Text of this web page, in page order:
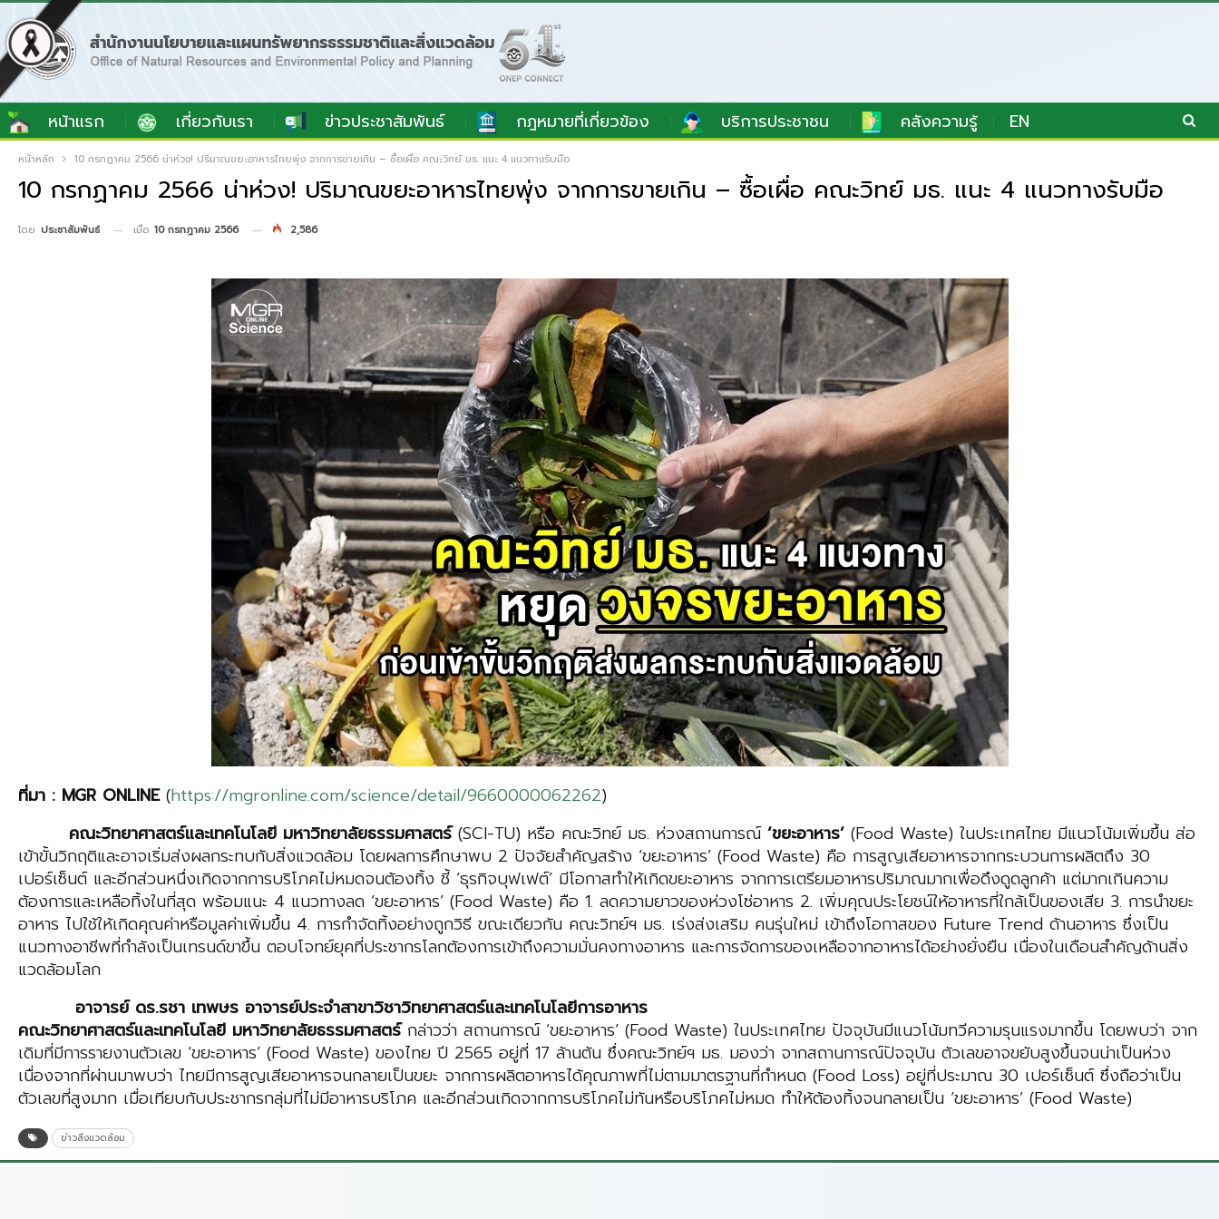
หน้าแรก เกี่ยวกับเรา ข่าวประชาสัมพันธ์ กฎหมายที่เกี่ยวข้อง บริการประชาชน คลังความรู้ EN
หน้าหลัก 10 กรกฏาคม 2566 น่าห่วง! ปริมาณขยะอาหารไทยพุ่ง จากการขายเกิน – ซื้อเผื่อ คณะวิทย์ มธ. แนะ 4 แนวทางรับมือ
10 กรกฏาคม 2566 น่าห่วง! ปริมาณขยะอาหารไทยพุ่ง จากการขายเกิน – ซื้อเผื่อ คณะวิทย์ มธ. แนะ 4 แนวทางรับมือ
โดย ประชาสัมพันธ์ เมื่อ 10 กรกฎาคม 2566 2,586
ที่มา : MGR ONLINE(https://mgronline.com/science/detail/9660000062262)
คณะวิทยาศาสตร์และเทคโนโลยี มหาวิทยาลัยธรรมศาสตร์(SCI-TU) หรือ คณะวิทย์ มธ. ห่วงสถานการณ์ ‘ขยะอาหาร’ (Food Waste) ในประเทศไทย มีแนวโน้มเพิ่มขึ้น ส่อ
เข้าขั้นวิกฤติและอาจเริ่มส่งผลกระทบกับสิ่งแวดล้อม โดยผลการศึกษาพบ 2 ปัจจัยสำคัญสร้าง ‘ขยะอาหาร’ (Food Waste) คือ การสูญเสียอาหารจากกระบวนการผลิตถึง 30
เปอร์เซ็นต์ และอีกส่วนหนึ่งเกิดจากการบริโภคไม่หมดจนต้องทิ้ง ชี้ ‘ธุรกิจบุฟเฟต์’ มีโอกาสทำให้เกิดขยะอาหาร จากการเตรียมอาหารปริมาณมากเพื่อดึงดูดลูกค้า แต่มากเกินความ
ต้องการและเหลือทิ้งในที่สุด พร้อมแนะ 4 แนวทางลด ‘ขยะอาหาร’ (Food Waste) คือ 1. ลดความยาวของห่วงโซ่อาหาร 2. เพิ่มคุณประโยชน์ให้อาหารที่ใกล้เป็นของเสีย 3. การนำขยะ
อาหาร ไปใช้ให้เกิดคุณค่าหรือมูลค่าเพิ่มขึ้น 4. การกำจัดทิ้งอย่างถูกวิธี ขณะเดียวกัน คณะวิทย์ฯ มธ. เร่งส่งเสริม คนรุ่นใหม่ เข้าถึงโอกาสของ Future Trend ด้านอาหาร ซึ่งเป็น
แนวทางอาชีพที่กำลังเป็นเทรนด์ขาขึ้น ตอบโจทย์ยุคที่ประชากรโลกต้องการเข้าถึงความมั่นคงทางอาหาร และการจัดการของเหลือจากอาหารได้อย่างยั่งยืน เนื่องในเดือนสำคัญด้านสิ่ง
แวดล้อมโลก
อาจารย์ ดร.รชา เทพษร อาจารย์ประจำสาขาวิชาวิทยาศาสตร์และเทคโนโลยีการอาหาร
คณะวิทยาศาสตร์และเทคโนโลยี มหาวิทยาลัยธรรมศาสตร์ กล่าวว่า สถานการณ์ ‘ขยะอาหาร’ (Food Waste) ในประเทศไทย ปัจจุบันมีแนวโน้มทวีความรุนแรงมากขึ้น โดยพบว่า จาก
เดิมที่มีการรายงานตัวเลข ‘ขยะอาหาร’ (Food Waste) ของไทย ปี 2565 อยู่ที่ 17 ล้านตัน ซึ่งคณะวิทย์ฯ มธ. มองว่า จากสถานการณ์ปัจจุบัน ตัวเลขอาจขยับสูงขึ้นจนน่าเป็นห่วง
เนื่องจากที่ผ่านมาพบว่า ไทยมีการสูญเสียอาหารจนกลายเป็นขยะ จากการผลิตอาหารได้คุณภาพที่ไม่ตามมาตรฐานที่กำหนด (Food Loss) อยู่ที่ประมาณ 30 เปอร์เซ็นต์ ซึ่งถือว่าเป็น
ตัวเลขที่สูงมาก เมื่อเทียบกับประชากรกลุ่มที่ไม่มีอาหารบริโภค และอีกส่วนเกิดจากการบริโภคไม่ทันหรือบริโภคไม่หมด ทำให้ต้องทิ้งจนกลายเป็น ‘ขยะอาหาร’ (Food Waste)
ข่าวสิ่งแวดล้อม